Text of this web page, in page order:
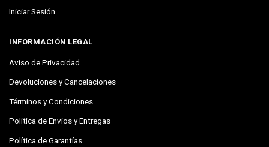
Iniciar Sesión
INFORMACIÓN LEGAL
Aviso de Privacidad
Devoluciones y Cancelaciones
Términos y Condiciones
Política de Envíos y Entregas
Política de Garantías